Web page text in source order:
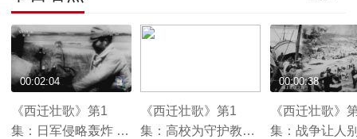
《西迁壮歌》第1
集：日军侵略轰炸 古
00:02:04
《西迁壮歌》第1
集：高校为守护教育
《西迁壮歌》
集：战争让人
00:00:38